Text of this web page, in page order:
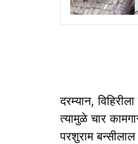
दरम्यान,
त्यामुळे चार
परशुराम